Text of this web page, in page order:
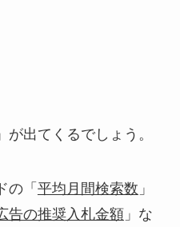
出てくるでしょう。
の「 平均月間検索数 」
告の推奨入札金額」な